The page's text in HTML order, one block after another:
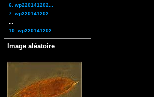
6. wp220141202...
7. wp220141202...
10. wp220141202...
Image aléatoire